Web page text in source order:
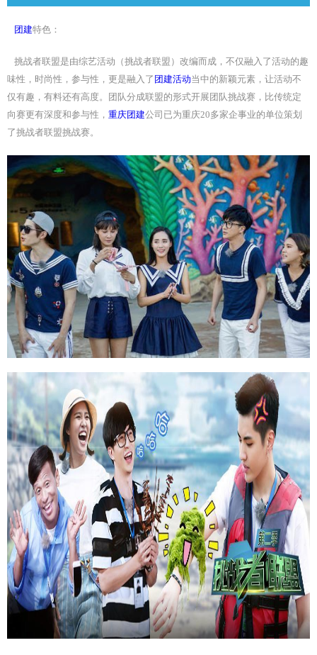
团建特色：
挑战者联盟是由综艺活动（挑战者联盟）改编而成，不仅融入了活动的趣
味性，时尚性，参与性，更是融入了 团建活动当中的新颖元素，让活动不
仅有趣，有料还有高度。团队分成联盟的形式开展团队挑战赛，比传统定
向赛更有深度和参与性， 重庆团建公司已为重庆20多家企事业的单位策划
了挑战者联盟挑战赛。